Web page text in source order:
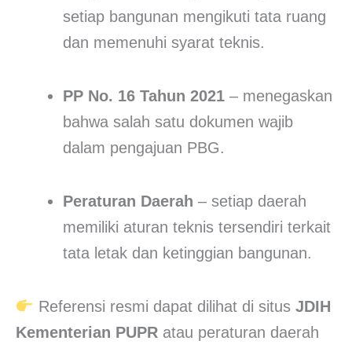
setiap bangunan mengikuti tata ruang
dan memenuhi syarat teknis.
PP No. 16 Tahun 2021 – menegaskan
bahwa salah satu dokumen wajib
dalam pengajuan PBG.
Peraturan Daerah – setiap daerah
memiliki aturan teknis tersendiri terkait
tata letak dan ketinggian bangunan.
Referensi resmi dapat dilihat di situs JDIH
Kementerian PUPR atau peraturan daerah